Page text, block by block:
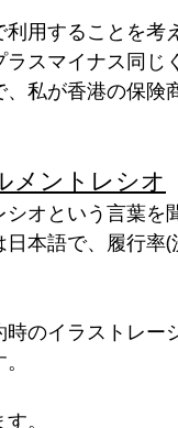
用することを
スマイナス同
私が香港の保
メントレシオ
オという言葉を
本語で、履行率
のイラストレ
。